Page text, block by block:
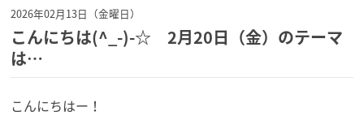
2026年02月13日（金曜日）
こんにちは(^_-)-☆ 2月20日（金）のテーマ
は…
こんにちはー！